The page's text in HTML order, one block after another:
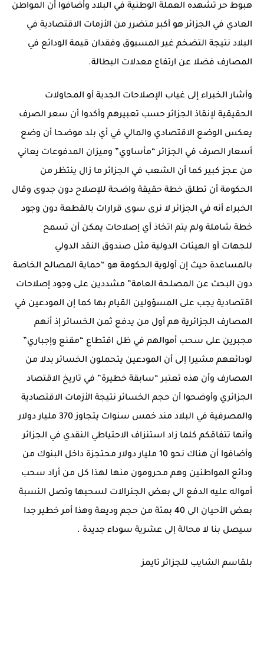
هبوط حر تشهده العملة الوطنية في البلاد وأضافوا أن المواطن
العادي في الجزائر هو أكبر متضرر من الأزمات الاقتصادية في
البلاد نتيجة التضخم غير المسبوق وفقدان قيمة الودائع في
المصارف فضلا عن ارتفاع معدلات البطالة.
وأشار الخبراء إلى غياب الإصلاحات الجدية أو المحاولات
الحقيقية لإنقاذ الجزائر حسب تعبيرهم وأكدوا أن سعر الصرف
يعكس الوضع الاقتصادي والمالي في أي بلد موضحا أن وضع
أسعار الصرف في الجزائر “مأساوي” وميزان المدفوعات يعاني
من عجز كبير كما أن الشعب في الجزائر ما زال ينتظر من
الحكومة أن تطلق خطة حقيقة واضحة للإصلاح دون جدوى وقال
الخبراء أنه في الجزائر لا نرى سوى قرارات بالقطعة دون وجود
خطة شاملة ولم يتم اتخاذ أي إصلاحات يمكن أن تسمح
للجهات أو الهيئات الدولية مثل صندوق النقد الدولي
بالمساعدة حيث إن أولوية الحكومة هو “حماية المصالح الخاصة
دون البحث عن المصلحة العامة” مشددين على وجود إصلاحات
اقتصادية يجب على المسؤولين القيام بها كما إن المودعين في
المصارف الجزائرية هم أول من يدفع ثمن الخسائر إذ أنهم
مجبرين على سحب أموالهم في ظل اقتطاع “مقنع وإجباري”
لودائعهم مشيرا إلى أن المودعين يتحملون الخسائر بدلا من
المصارف وأن هذه تعتبر “سابقة خطيرة” في تاريخ الاقتصاد
الجزائري وأوضحوا أن حجم الخسائر نتيجة الأزمات الاقتصادية
والمصرفية في البلاد مند خمس سنوات يتجاوز 370 مليار دولار
وأنها تتفاقكم كلما زاد استنزاف الاحتياطي النقدي في الجزائر
وأضافوا أن هناك نحو 10 مليار دولار محتجزة داخل البنوك من
ودائع المواطنين وهم محرومون منها لهذا كل من أراد سحب
أمواله عليه الدفع الى بعض الجنرالات لسحبها وتصل النسبة
بعض الأحيان الى 40 بمئة من حجم وديعة وهذا أمر خطير جدا
سيصل بنا لا محالة إلى عشرية سوداء جديدة .
بلقاسم الشايب للجزائر تايمز